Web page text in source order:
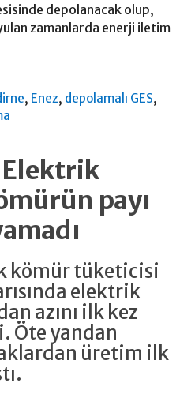
depolanacak olup,
zamanlarda enerji iletim
, Enez, depolamalı GES,
payı
kömür tüketicisi
elektrik
azını ilk kez
Öte yandan
üretim ilk